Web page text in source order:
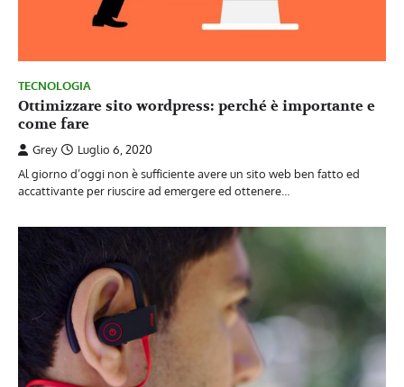
TECNOLOGIA
Ottimizzare sito wordpress: perché è importante e
come fare
Grey
Luglio 6, 2020
Al giorno d’oggi non è sufficiente avere un sito web ben fatto ed
accattivante per riuscire ad emergere ed ottenere…